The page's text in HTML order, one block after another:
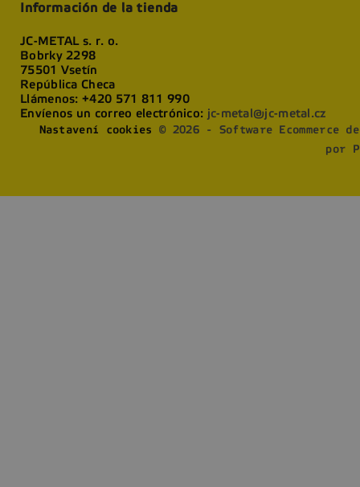
Información de la tienda
JC-METAL s. r. o.
Bobrky 2298
75501 Vsetín
República Checa
Llámenos:+420 571 811 990
Envíenos un correo electrónico: jc-metal@jc-metal.cz
Nastavení cookies
© 2026 - Software Ecommerce
por